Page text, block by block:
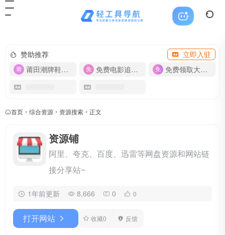
赞助推荐
立即入驻
莆田潮牌鞋服-货源
免费电影追剧APP 免费领取大流量卡【500G】
首页 • 综合资源 • 资源搜索 • 正文
资源铺
阿里、夸克、百度、迅雷等网盘资源和网站链
接分享站~
1年前更新 8,666 0 0
打开网站 收藏0 反馈